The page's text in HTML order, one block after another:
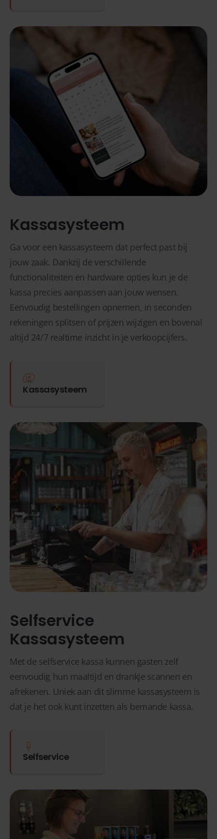
Kassasysteem
Ga voor een kassasysteem dat perfect past bij
jouw zaak. Dankzij de verschillende
functionaliteiten en hardware opties kun je de
kassa precies aanpassen aan jouw wensen.
Eenvoudig bestellingen opnemen, in seconden
rekeningen splitsen of prijzen wijzigen en bovenal
altijd 24/7 realtime inzicht in je verkoopcijfers.
Kassasysteem
Selfservice
Kassasysteem
Met de selfservice kassa kunnen gasten zelf
eenvoudig hun maaltijd en drankje scannen en
afrekenen. Uniek aan dit slimme kassasysteem is
dat je het ook kunt inzetten als bemande kassa.
Selfservice